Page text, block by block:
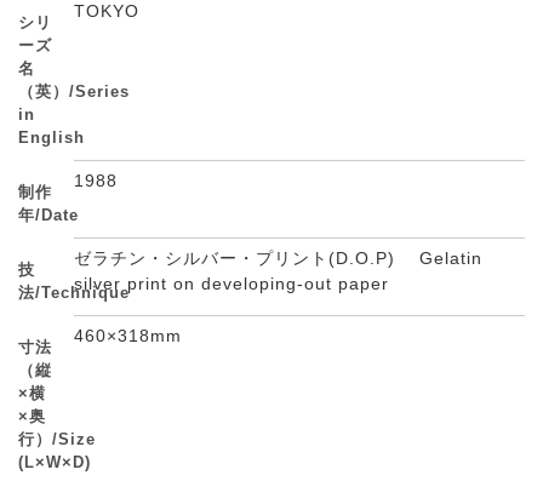
シリ
ーズ
名
（英）/Series
in
English
TOKYO
制作
年/Date
1988
技
法/Technique
ゼラチン・シルバー・プリント(D.O.P) Gelatin
silver print on developing-out paper
寸法
（縦
×横
×奥
行）/Size
(L×W×D)
460×318mm